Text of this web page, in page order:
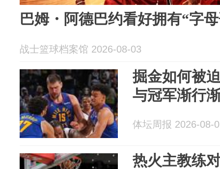
巴姆・阿德巴约看好拥有“字
战士篮球档案馆 2026-08-03
掘金如何被
与冠军渐行
体坛周报 2026-08-
热火主教练